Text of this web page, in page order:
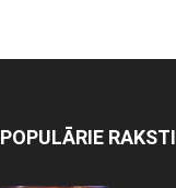
POPULĀRIE RAKSTI